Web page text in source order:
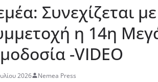
Συνεχίζεται
η 14η
-VIDEO
2026 Nemea Press